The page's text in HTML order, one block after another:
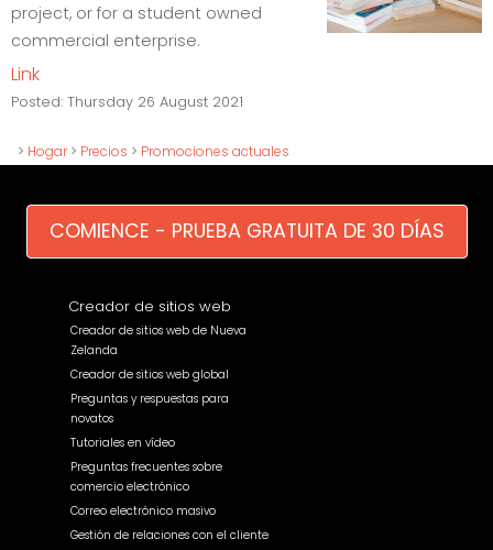
project, or for a student owned
commercial enterprise.
Link
Posted: Thursday 26 August 2021
> Hogar > Precios > Promociones actuales
COMIENCE - PRUEBA GRATUITA DE 30 DÍAS
Creador de sitios web
Creador de sitios web de Nueva
Zelanda
Creador de sitios web global
Preguntas y respuestas para
novatos
Tutoriales en vídeo
Preguntas frecuentes sobre
comercio electrónico
Correo electrónico masivo
Gestión de relaciones con el cliente